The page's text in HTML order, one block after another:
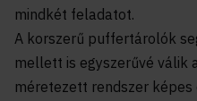
mindkét feladatot.
A korszerű puffertárolók
mellett is egyszerűvé válik
méretezett rendszer